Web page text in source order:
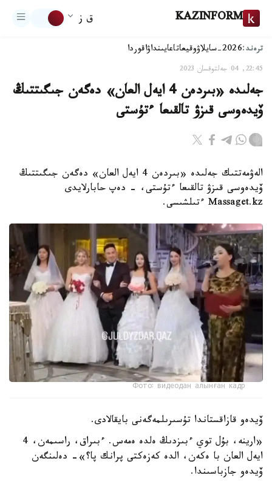
KAZINFORM ق ز
ترەند:2026-سايلاۋ وقيعاتاعايىنداۋاقوردا
22:45, 04 جەلتوقسان 2023
جەلىدە «بىردەن 4 ايەل العان» دەگەن جىگىتتىڭ
ۆيدەوسى قىزۋ تالقىعا ءتۇستى
الەۋمەتتىك جەلىدە «بىردەن 4 ايەل العان» دەگەن جىگىتتىڭ
ۆيدەوسى قىزۋ تالقىعا ءتۇستى، - دەپ حابارلايدى
Massaget.kz ءتىلشىسى.
Фото: видеодан алынған кадр
ۆيدەو قازاقستاندا تۇسىرىلمەگەنى بايقالادى.
«ارينە، بۇل توي ءبىزدىڭ ەلدە ەمەس. ءبىراق، راسىمەن، 4
ايەل العان با ەكەن، الدە كەزەكتى پرانك پا؟»- دەلىنگەن
ۆيدەو جازباسىندا.